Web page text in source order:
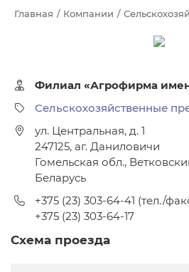
Главная Компании
Филиал «Агрофирма
Сельскохозяйственные
ул. Центральная, д. 1
247125, аг. Даниловичи
Гомельская обл.,
Беларусь
+375 (23) 303-64-41 (тел./
+375 (23) 303-64-17